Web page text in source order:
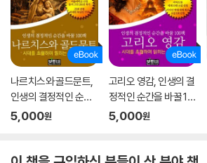
나르치스와 골드문트,
인생의 결정적인 순간
을 바꿀 100책
5,000원
고리오 영감, 인생의 결
정적인 순간을 바꿀 10
0책
5,000원